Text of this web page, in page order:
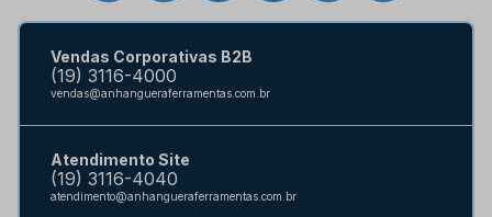
Vendas Corporativas B2B
(19) 3116-4000
vendas@anhangueraferramentas.com.br
Atendimento Site
(19) 3116-4040
atendimento@anhangueraferramentas.com.br